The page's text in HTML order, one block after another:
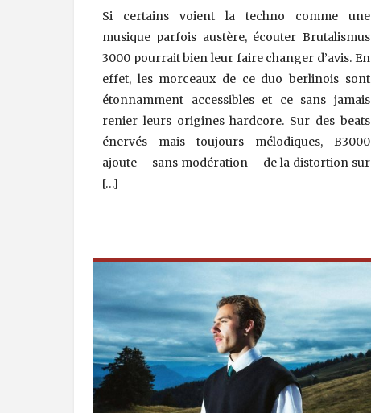
Si certains voient la techno comme une
musique parfois austère, écouter Brutalismus
3000 pourrait bien leur faire changer d’avis. En
effet, les morceaux de ce duo berlinois sont
étonnamment accessibles et ce sans jamais
renier leurs origines hardcore. Sur des beats
énervés mais toujours mélodiques, B3000
ajoute – sans modération – de la distortion sur
[…]